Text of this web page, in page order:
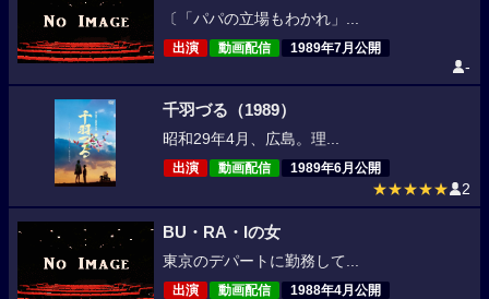
〔「パパの立場もわかれ」...
出演 動画配信 1989年7月公開
-
千羽づる（1989）
昭和29年4月、広島。理...
出演 動画配信 1989年6月公開
★★★★★ 2
BU・RA・Iの女
東京のデパートに勤務して...
出演 動画配信 1988年4月公開